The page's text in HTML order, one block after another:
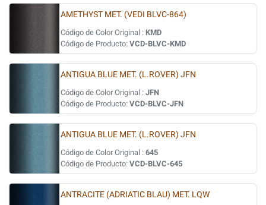
AMETHYST MET. (VEDI BLVC-864)
Código de Color Original : KMD
Código de Producto: VCD-BLVC-KMD
ANTIGUA BLUE MET. (L.ROVER) JFN
Código de Color Original : JFN
Código de Producto: VCD-BLVC-JFN
ANTIGUA BLUE MET. (L.ROVER) JFN
Código de Color Original : 645
Código de Producto: VCD-BLVC-645
ANTRACITE (ADRIATIC BLAU) MET. LQW